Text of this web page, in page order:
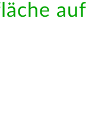
auf